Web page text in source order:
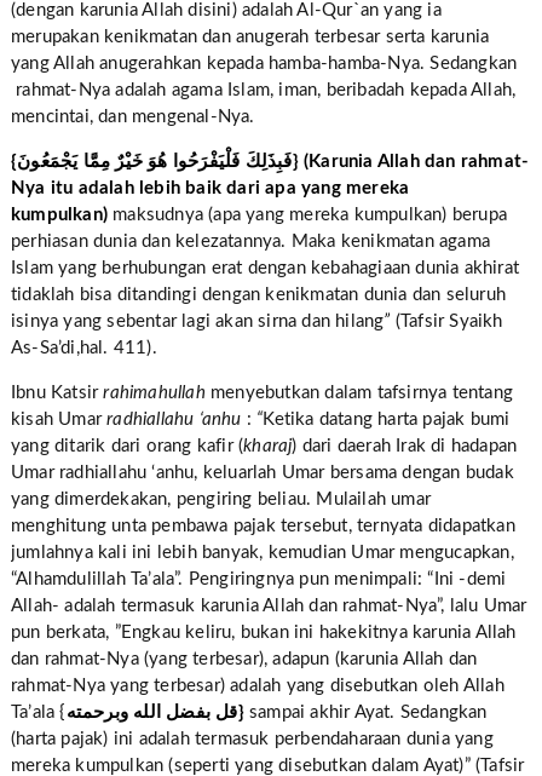
(dengan karunia Allah disini) adalah Al-Qur`an yang ia
merupakan kenikmatan dan anugerah terbesar serta karunia
yang Allah anugerahkan kepada hamba-hamba-Nya. Sedangkan
rahmat-Nya adalah agama Islam, iman, beribadah kepada Allah,
mencintai, dan mengenal-Nya.
{‏فَبِذَلِكَ فَلْيَفْرَحُوا هُوَ خَيْرٌ مِمَّا يَجْمَعُونَ‏} (Karunia Allah dan rahmat-
Nya itu adalah lebih baik dari apa yang mereka
kumpulkan) maksudnya (apa yang mereka kumpulkan) berupa
perhiasan dunia dan kelezatannya. Maka kenikmatan agama
Islam yang berhubungan erat dengan kebahagiaan dunia akhirat
tidaklah bisa ditandingi dengan kenikmatan dunia dan seluruh
isinya yang sebentar lagi akan sirna dan hilang” (Tafsir Syaikh
As-Sa’di,hal. 411).
Ibnu Katsirrahimahullah menyebutkan dalam tafsirnya tentang
kisah Umarradhiallahu ‘anhu : “Ketika datang harta pajak bumi
yang ditarik dari orang kafir (kharaj) dari daerah Irak di hadapan
Umar radhiallahu ‘anhu, keluarlah Umar bersama dengan budak
yang dimerdekakan, pengiring beliau. Mulailah umar
menghitung unta pembawa pajak tersebut, ternyata didapatkan
jumlahnya kali ini lebih banyak, kemudian Umar mengucapkan,
“Alhamdulillah Ta’ala”. Pengiringnya pun menimpali: “Ini -demi
Allah- adalah termasuk karunia Allah dan rahmat-Nya”, lalu Umar
pun berkata, ”Engkau keliru, bukan ini hakekitnya karunia Allah
dan rahmat-Nya (yang terbesar), adapun (karunia Allah dan
rahmat-Nya yang terbesar) adalah yang disebutkan oleh Allah
Ta’ala {
قل بفضل الله وبرحمته}sampai akhir Ayat. Sedangkan
(harta pajak) ini adalah termasuk perbendaharaan dunia yang
mereka kumpulkan (seperti yang disebutkan dalam Ayat)” (Tafsir